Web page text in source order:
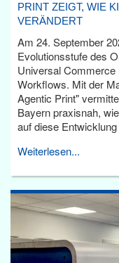
PRINT ZEIGT, WIE
VERÄNDERT
Am 24. September
Evolutionsstufe des
Universal
Workflows. Mit der
Agentic Print"
Bayern praxisnah,
auf diese
Weiterlesen...